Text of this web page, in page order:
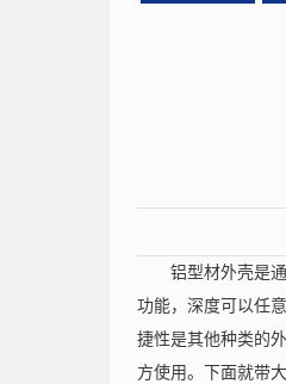
铝型材外壳是
功能，深度可以任
捷性是其他种类的
方使用。下面就带